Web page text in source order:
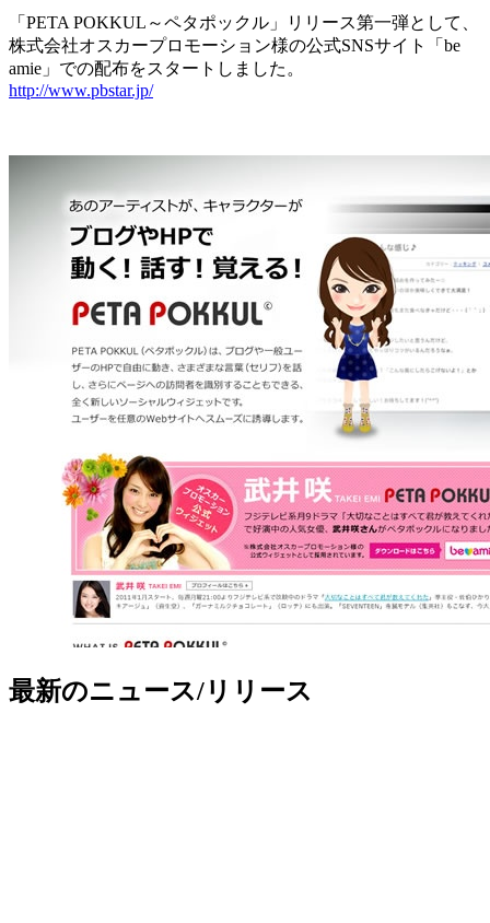
「PETA POKKUL～ペタポックル」リリース第一弾として、
株式会社オスカープロモーション様の公式SNSサイト「be
amie」での配布をスタートしました。
http://www.pbstar.jp/
最新のニュース/リリース